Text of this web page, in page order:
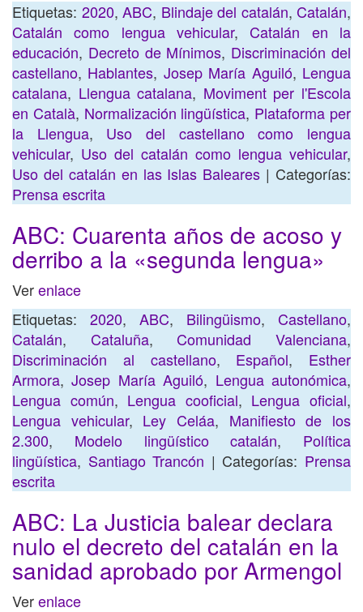
Etiquetas: 2020, ABC, Blindaje del catalán, Catalán,
Catalán como lengua vehicular,Catalán en la
educación, Decreto de Mínimos, Discriminación del
castellano, Hablantes, Josep María Aguiló, Lengua
catalana, Llengua catalana, Moviment per l'Escola
en Català, Normalización lingüística, Plataforma per
la Llengua, Uso del castellano como lengua
vehicular, Uso del catalán como lengua vehicular,
Uso del catalán en las Islas Baleares | Categorías:
Prensa escrita
ABC: Cuarenta años de acoso y
derribo a la «segunda lengua»
Verenlace
Etiquetas: 2020, ABC, Bilingüismo, Castellano,
Catalán, Cataluña,Comunidad Valenciana,
Discriminación al castellano, Español, Esther
Armora,Josep María Aguiló, Lengua autonómica,
Lengua común, Lengua cooficial, Lengua oficial,
Lengua vehicular, Ley Celáa, Manifiesto de los
2.300, Modelo lingüístico catalán, Política
lingüística, Santiago Trancón | Categorías: Prensa
escrita
ABC: La Justicia balear declara
nulo el decreto del catalán en la
sanidad aprobado por Armengol
Verenlace